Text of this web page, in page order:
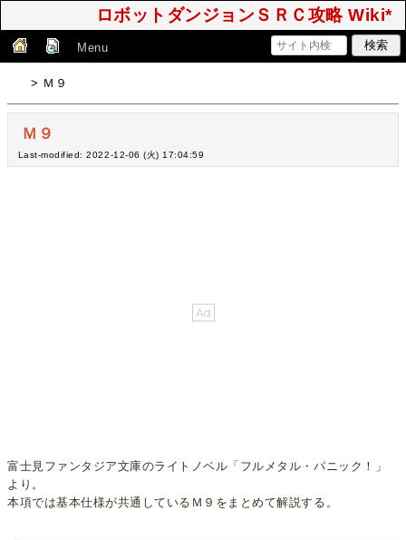
ロボットダンジョンＳＲＣ攻略 Wiki*
Menu
> Ｍ９
Ｍ９
Last-modified: 2022-12-06 (火) 17:04:59
富士見ファンタジア文庫のライトノベル「フルメタル・パニック！」
より。
本項では基本仕様が共通しているＭ９をまとめて解説する。